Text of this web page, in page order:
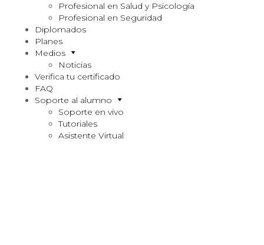
Profesional en Salud y Psicología
Profesional en Seguridad
Diplomados
Planes
Medios
Noticias
Verifica tu certificado
FAQ
Soporte al alumno
Soporte en vivo
Tutoriales
Asistente Virtual